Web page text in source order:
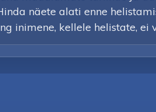
näete alati enne
inimene, kellele helistate,